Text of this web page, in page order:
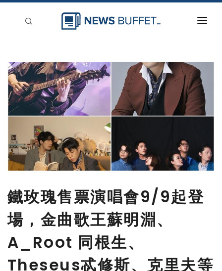
新聞稿分類
登入
刊登
鐵玫瑰售票演唱會9/9起登
場，金曲歌王蘇明淵、
A_Root 同根生、
Theseus忒修斯、克里夫等